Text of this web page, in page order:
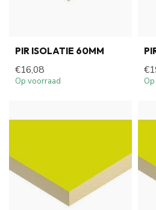
PIR ISOLATIE 60MM
€16,08
Op voorraad